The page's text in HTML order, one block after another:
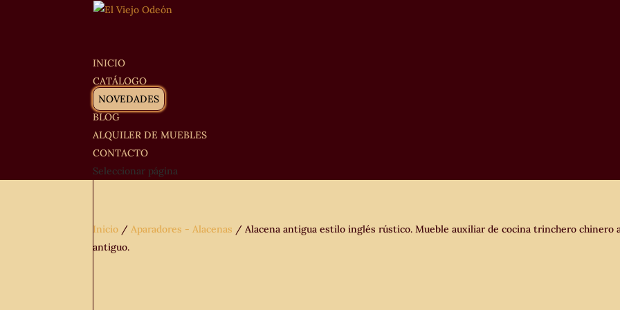
INICIO
CATÁLOGO
NOVEDADES
BLOG
ALQUILER DE MUEBLES
CONTACTO
Seleccionar página
Inicio /Aparadores - Alacenas / Alacena antigua estilo inglés rústico. Mueble auxiliar de cocina trinchero chinero
antiguo.